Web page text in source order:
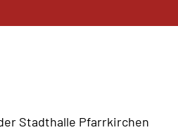
Stadthalle Pfarrkirchen